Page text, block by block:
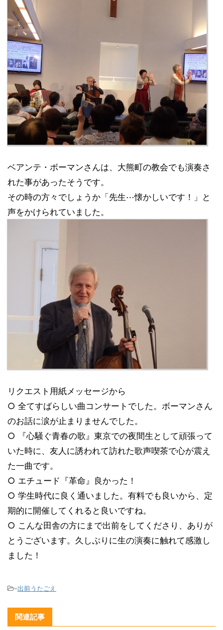
ベアンテ・ボーマンさんは、大熊町の教会でも演奏さ
れた事があったそうです。
その時の方々でしょうか「先生⋯懐かしいです！」と
声をかけられていました。
リクエスト用紙メッセージから
○ 全てすばらしい曲コンサートでした。ボーマンさん
のお話に涙が止まりませんでした。
○ 『心騒ぐ青春の歌』東京での夜間生として頑張って
いた時に、友人に誘われて訪れた歌声喫茶で心が震え
た一曲です。
○ エチュード『革命』良かった！
○ 学生時代に良く通いました。有料でも良いから、定
期的に開催してくれると良いですね。
○ こんな田舎の方にまで出前をしてくださり、ありが
とうございます。久しぶりに生の演奏に触れて感激し
ました！
-出前うたごえ
関連記事